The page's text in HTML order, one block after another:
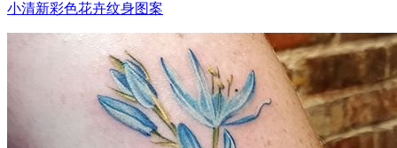
小清新彩色花卉纹身图案